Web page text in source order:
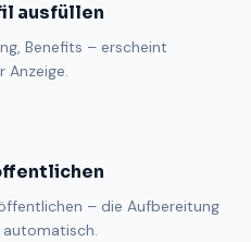
ausfüllen
Benefits – erscheint
Anzeige.
– die Aufbereitung